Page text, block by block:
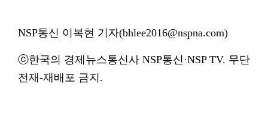
NSP통신 이복현 기자(bhlee2016@nspna.com)
ⓒ한국의 경제뉴스통신사 NSP통신·NSP TV. 무단
전재-재배포 금지.